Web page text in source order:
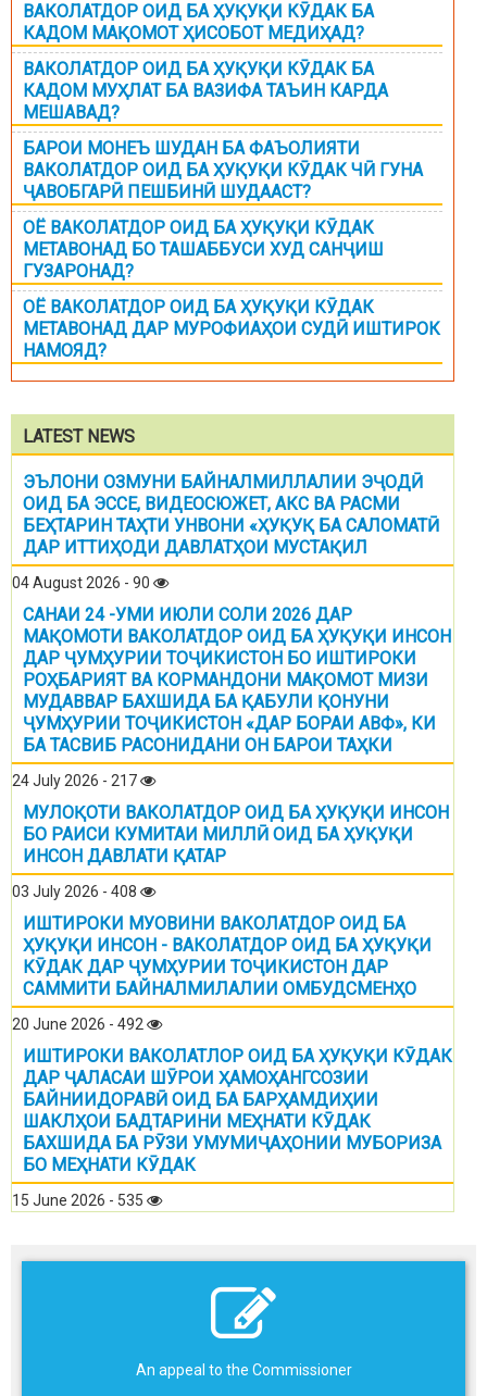
ВАКОЛАТДОР ОИД БА ҲУҚУҚИ КӮДАК БА
КАДОМ МАҚОМОТ ҲИСОБОТ МЕДИҲАД?
ВАКОЛАТДОР ОИД БА ҲУҚУҚИ КӮДАК БА
КАДОМ МУҲЛАТ БА ВАЗИФА ТАЪИН КАРДА
МЕШАВАД?
БАРОИ МОНЕЪ ШУДАН БА ФАЪОЛИЯТИ
ВАКОЛАТДОР ОИД БА ҲУҚУҚИ КӮДАК ЧӢ ГУНА
ҶАВОБГАРӢ ПЕШБИНӢ ШУДААСТ?
ОЁ ВАКОЛАТДОР ОИД БА ҲУҚУҚИ КӮДАК
МЕТАВОНАД БО ТАШАББУСИ ХУД САНҶИШ
ГУЗАРОНАД?
ОЁ ВАКОЛАТДОР ОИД БА ҲУҚУҚИ КӮДАК
МЕТАВОНАД ДАР МУРОФИАҲОИ СУДӢ ИШТИРОК
НАМОЯД?
LATEST NEWS
ЭЪЛОНИ ОЗМУНИ БАЙНАЛМИЛЛАЛИИ ЭҶОДӢ
ОИД БА ЭССЕ, ВИДЕОСЮЖЕТ, АКС ВА РАСМИ
БЕҲТАРИН ТАҲТИ УНВОНИ «ҲУҚУҚ БА САЛОМАТӢ
ДАР ИТТИҲОДИ ДАВЛАТҲОИ МУСТАҚИЛ
04 August 2026 - 90
САНАИ 24 -УМИ ИЮЛИ СОЛИ 2026 ДАР
МАҚОМОТИ ВАКОЛАТДОР ОИД БА ҲУҚУҚИ ИНСОН
ДАР ҶУМҲУРИИ ТОҶИКИСТОН БО ИШТИРОКИ
РОҲБАРИЯТ ВА КОРМАНДОНИ МАҚОМОТ МИЗИ
МУДАВВАР БАХШИДА БА ҚАБУЛИ ҚОНУНИ
ҶУМҲУРИИ ТОҶИКИСТОН «ДАР БОРАИ АВФ», КИ
БА ТАСВИБ РАСОНИДАНИ ОН БАРОИ ТАҲКИ
24 July 2026 - 217
МУЛОҚОТИ ВАКОЛАТДОР ОИД БА ҲУҚУҚИ ИНСОН
БО РАИСИ КУМИТАИ МИЛЛӢ ОИД БА ҲУҚУҚИ
ИНСОН ДАВЛАТИ ҚАТАР
03 July 2026 - 408
ИШТИРОКИ МУОВИНИ ВАКОЛАТДОР ОИД БА
ҲУҚУҚИ ИНСОН - ВАКОЛАТДОР ОИД БА ҲУҚУҚИ
КӮДАК ДАР ҶУМҲУРИИ ТОҶИКИСТОН ДАР
САММИТИ БАЙНАЛМИЛАЛИИ ОМБУДСМЕНҲО
20 June 2026 - 492
ИШТИРОКИ ВАКОЛАТЛОР ОИД БА ҲУҚУҚИ КӮДАК
ДАР ҶАЛАСАИ ШӮРОИ ҲАМОҲАНГСОЗИИ
БАЙНИИДОРАВӢ ОИД БА БАРҲАМДИҲИИ
ШАКЛҲОИ БАДТАРИНИ МЕҲНАТИ КӮДАК
БАХШИДА БА РӮЗИ УМУМИҶАҲОНИИ МУБОРИЗА
БО МЕҲНАТИ КӮДАК
15 June 2026 - 535
An appeal to the Commissioner